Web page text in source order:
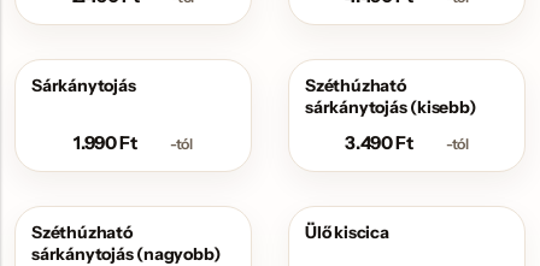
Sárkánytojás
1.990Ft -tól
Széthúzható
sárkánytojás (kisebb)
3.490Ft -tól
Széthúzható
sárkánytojás (nagyobb)
Ülő kiscica